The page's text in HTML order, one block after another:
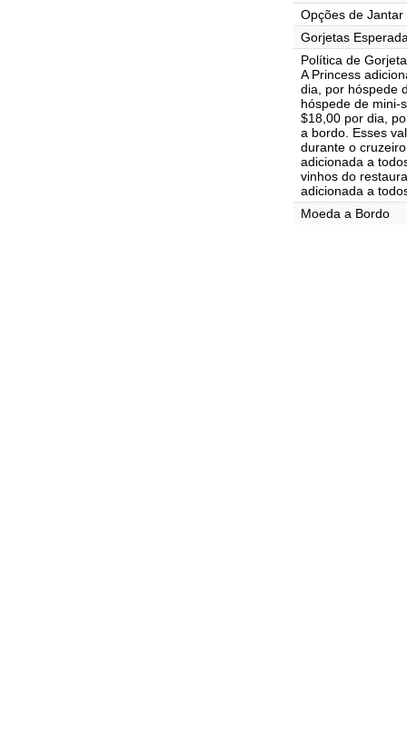
Opções de Jantar
Gorjetas
Política de
A Princess
dia, por hóspede
hóspede de mini-
$18,00 por dia,
a bordo. Esses
durante o
adicionada a
vinhos do
adicionada a
Moeda a Bordo